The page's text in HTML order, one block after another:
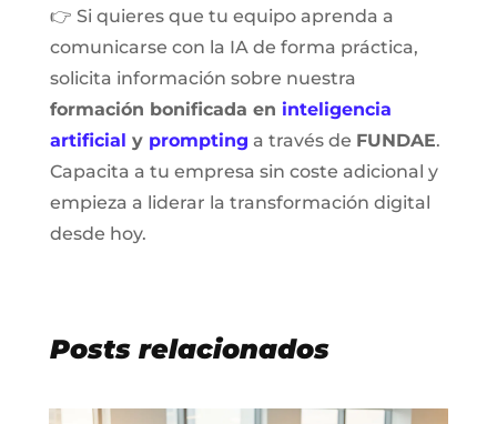
👉 Si quieres que tu equipo aprenda a
comunicarse con la IA de forma práctica,
solicita información sobre nuestra
formación bonificada en inteligencia
artificial y prompting a través de FUNDAE.
Capacita a tu empresa sin coste adicional y
empieza a liderar la transformación digital
desde hoy.
Posts relacionados